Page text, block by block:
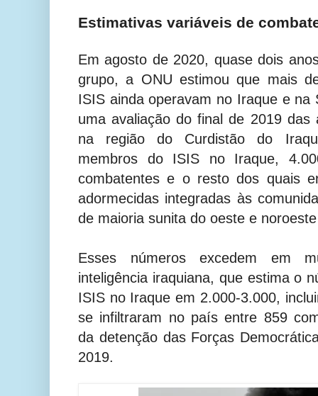
Estimativas variáveis de
Em agosto de 2020, quase dois
grupo, a ONU estimou que mais
ISIS ainda operavam no Iraque e
uma avaliação do final de 2019 das
na região do Curdistão do
membros do ISIS no Iraque,
combatentes e o resto dos quais
adormecidas integradas às
de maioria sunita do oeste e
Esses números excedem em
inteligência iraquiana, que estima o
ISIS no Iraque em 2.000-3.000,
se infiltraram no país entre 859
da detenção das Forças
2019.